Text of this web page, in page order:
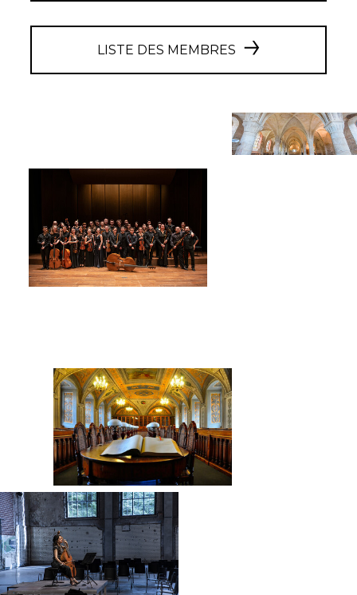
LISTE DES MEMBRES